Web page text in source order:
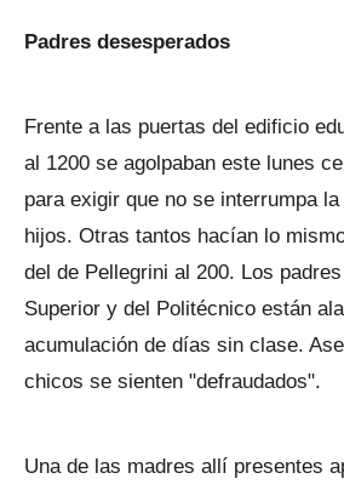
Padres desesperados
Frente a las puertas del edificio
al 1200 se agolpaban este lunes
para exigir que no se interrumpa
hijos. Otras tantos hacían lo
del de Pellegrini al 200. Los
Superior y del Politécnico están
acumulación de días sin clase.
chicos se sienten "defraudados".
Una de las madres allí presentes